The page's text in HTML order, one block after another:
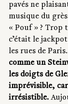
pavés ne
musique du
« Pouf » ? Trop
c’était le
les rues de Paris.
comme un
les doigts de
imprévisible,
irrésistible.